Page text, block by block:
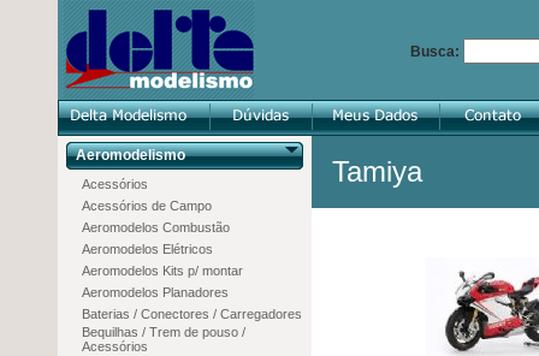
Busca:
Aeromodelismo
Acessórios
Acessórios de Campo
Aeromodelos Combustão
Aeromodelos Elétricos
Aeromodelos Kits p/ montar
Aeromodelos Planadores
Baterias / Conectores / Carregadores
Bequilhas / Trem de pouso /
Acessórios
Tamiya